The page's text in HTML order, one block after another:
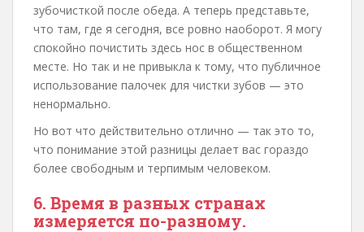
зубочисткой после обеда. А теперь представьте,
что там, где я сегодня, все ровно наоборот. Я могу
спокойно почистить здесь нос в общественном
месте. Но так и не привыкла к тому, что публичное
использование палочек для чистки зубов — это
ненормально.
Но вот что действительно отлично — так это то,
что понимание этой разницы делает вас гораздо
более свободным и терпимым человеком.
6. Время в разных странах
измеряется по-разному.